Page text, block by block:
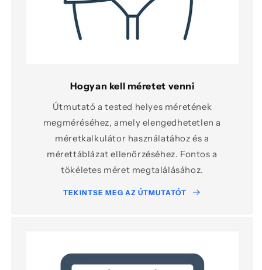
Hogyan kell méretet venni
Útmutató a tested helyes méretének
megméréséhez, amely elengedhetetlen a
méretkalkulátor használatához és a
mérettáblázat ellenőrzéséhez. Fontos a
tökéletes méret megtalálásához.
TEKINTSE MEG AZ ÚTMUTATÓT